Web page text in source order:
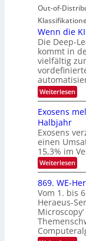
n
S
I
O
N
T
e
c
h
T
a
k
s
e
n
a
u
f
d
e
r
V
S
I
O
N
2
0
2
6
a
g
u
n
g
z
u
E
l
e
t
r
o
n
k
-
u
n
d
Out-of-
Wenn die
Die Deep-
kommt in
vielfältig
Weiterlesen:
W
n
d
i
e
K
I
m
i
t
d
e
n
k
t
Exosens
Halbjahr
Exosens
einen
15,3% im
Weiterlesen:
E
x
o
s
e
n
s
m
e
869. WE-
Vom 1. bis
Heraeus-